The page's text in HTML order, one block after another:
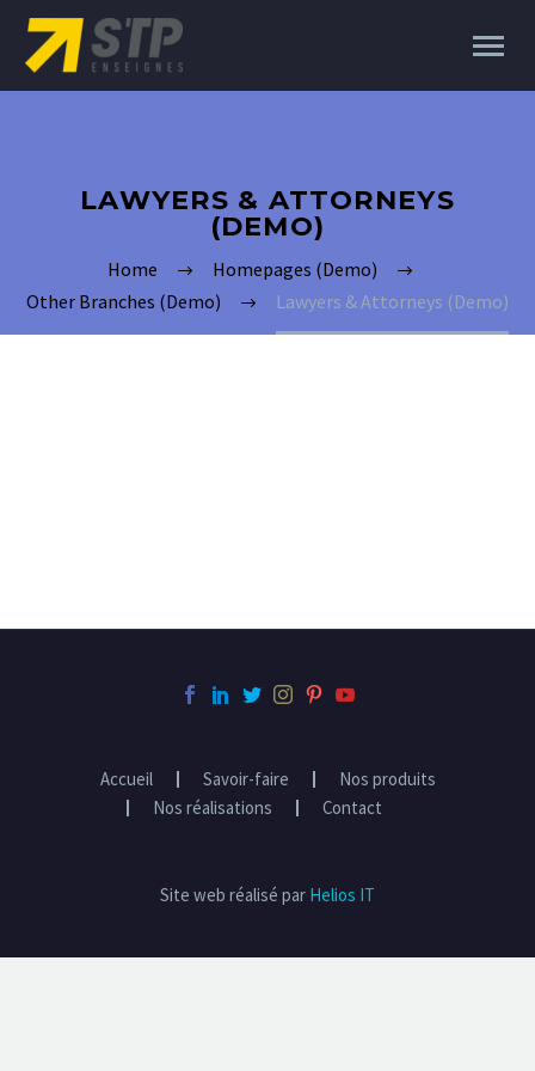
LAWYERS & ATTORNEYS
(DEMO)
Home
Homepages (Demo)
Other Branches (Demo)
Lawyers & Attorneys (Demo)
Accueil Savoir-faire
Nos produits
Nos réalisations
Contact
Site web réalisé par Helios IT